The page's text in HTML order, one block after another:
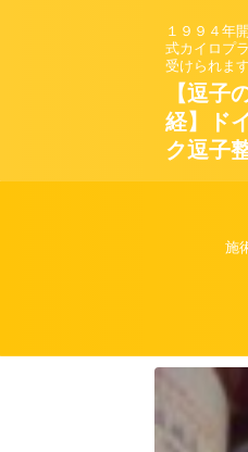
１９９４年
式カイロプ
受けられま
【逗子
経】ド
ク逗子
施